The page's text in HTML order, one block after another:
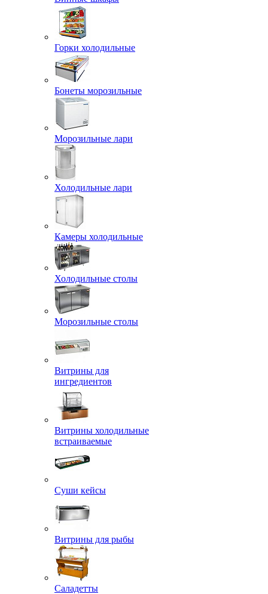
Горки холодильные
Бонеты морозильные
Морозильные лари
Холодильные лари
Камеры холодильные
Холодильные столы
Морозильные столы
Витрины для
ингредиентов
Витрины холодильные
встраиваемые
Суши кейсы
Витрины для рыбы
Саладетты